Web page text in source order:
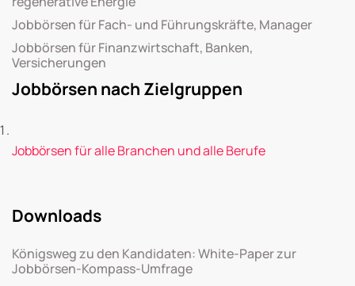
Jobbörsen für Fach- und Führungskräfte, Manager
Jobbörsen für Finanzwirtschaft, Banken,
Versicherungen
Jobbörsen nach Zielgruppen
Jobbörsen für alle Branchen und alle Berufe
Downloads
Königsweg zu den Kandidaten: White-Paper zur
Jobbörsen-Kompass-Umfrage